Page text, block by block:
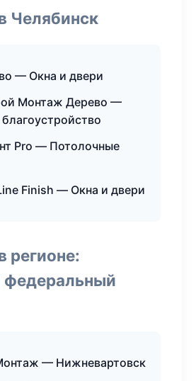
Челябинск
— Окна и двери
Монтаж Дерево —
Pro — Потолочные
Finish — Окна и двери
регионе:
федеральный
— Нижневартовск